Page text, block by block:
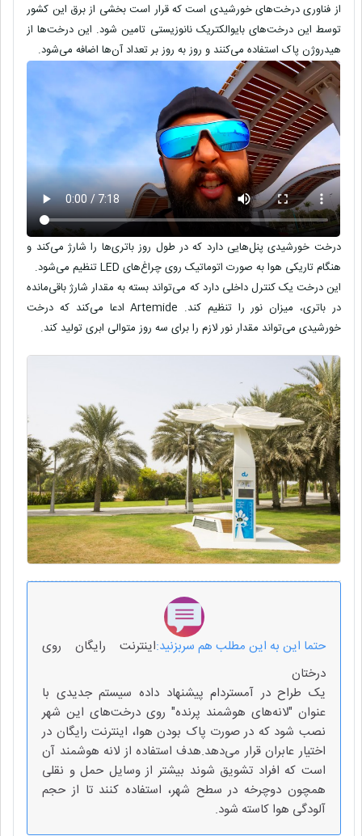
از فناوری درخت‌های خورشیدی است که قرار است بخشی از برق این کشور
توسط این درخت‌های بایوالکتریک نانوزیستی تامین شود. این درخت‌ها از
هیدروژن پاک استفاده می‌کنند و روز به روز بر تعداد آن‌ها اضافه می‌شود.
درخت خورشیدی پنل‌هایی دارد که در طول روز باتری‌ها را شارژ می‌کند و
هنگام تاریکی هوا به صورت اتوماتیک روی چراغ‌های LED تنظیم می‌شود.
این درخت یک کنترل داخلی دارد که می‌تواند بسته به مقدار شارژ باقی‌مانده
در باتری، میزان نور را تنظیم کند. Artemide ادعا می‌کند که درخت
خورشیدی می‌تواند مقدار نور لازم را برای سه روز متوالی ابری تولید کند.
حتما این به این مطلب هم سربزنید:اینترنت رایگان روی
درختان
یک طراح در آمستردام پیشنهاد داده سیستم جدیدی با
عنوان "لانه‌های هوشمند پرنده" روی درخت‌های این شهر
نصب شود که در صورت پاک بودن هوا، اینترنت رایگان در
اختیار عابران قرار می‌دهد.هدف استفاده از لانه‌ هوشمند آن
است که افراد تشویق شوند بیشتر از وسایل حمل و نقلی
همچون دوچرخه در سطح شهر، استفاده کنند تا از حجم
آلودگی هوا کاسته شود.